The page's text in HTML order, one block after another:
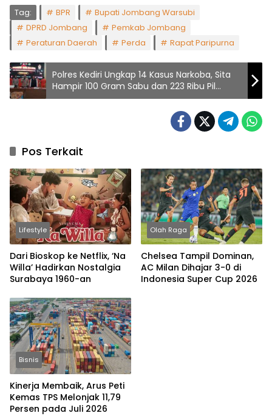
Tag: BPR
Bupati Jombang Warsubi
DPRD Jombang
Pemkab Jombang
Peraturan Daerah
Perda Rapat Paripurna
Polres Kediri Ungkap 14 Kasus Narkoba, Sita
Hampir 100 Gram Sabu dan 223 Ribu Pil
Dobel L
Pos Terkait
Lifestyle
Dari Bioskop ke Netflix, ‘Na
Willa’ Hadirkan Nostalgia
Surabaya 1960-an
Olah Raga
Chelsea Tampil Dominan,
AC Milan Dihajar 3-0 di
Indonesia Super Cup 2026
Bisnis
Kinerja Membaik, Arus Peti
Kemas TPS Melonjak 11,79
Persen pada Juli 2026